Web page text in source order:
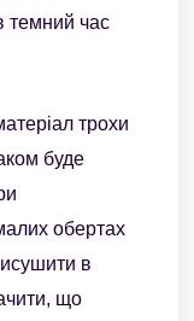
темний час
трохи
буде
обертах
в
що